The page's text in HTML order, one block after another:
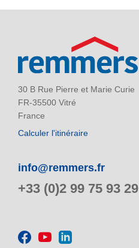
30 B Rue Pierre et Marie Curie
FR-35500 Vitré
France
Calculer l'itinéraire
info@remmers.fr
+33 (0)2 99 75 93 29